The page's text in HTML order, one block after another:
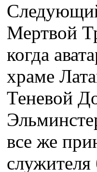
Мертвой
когда
храме
Теневой
все же
служителя